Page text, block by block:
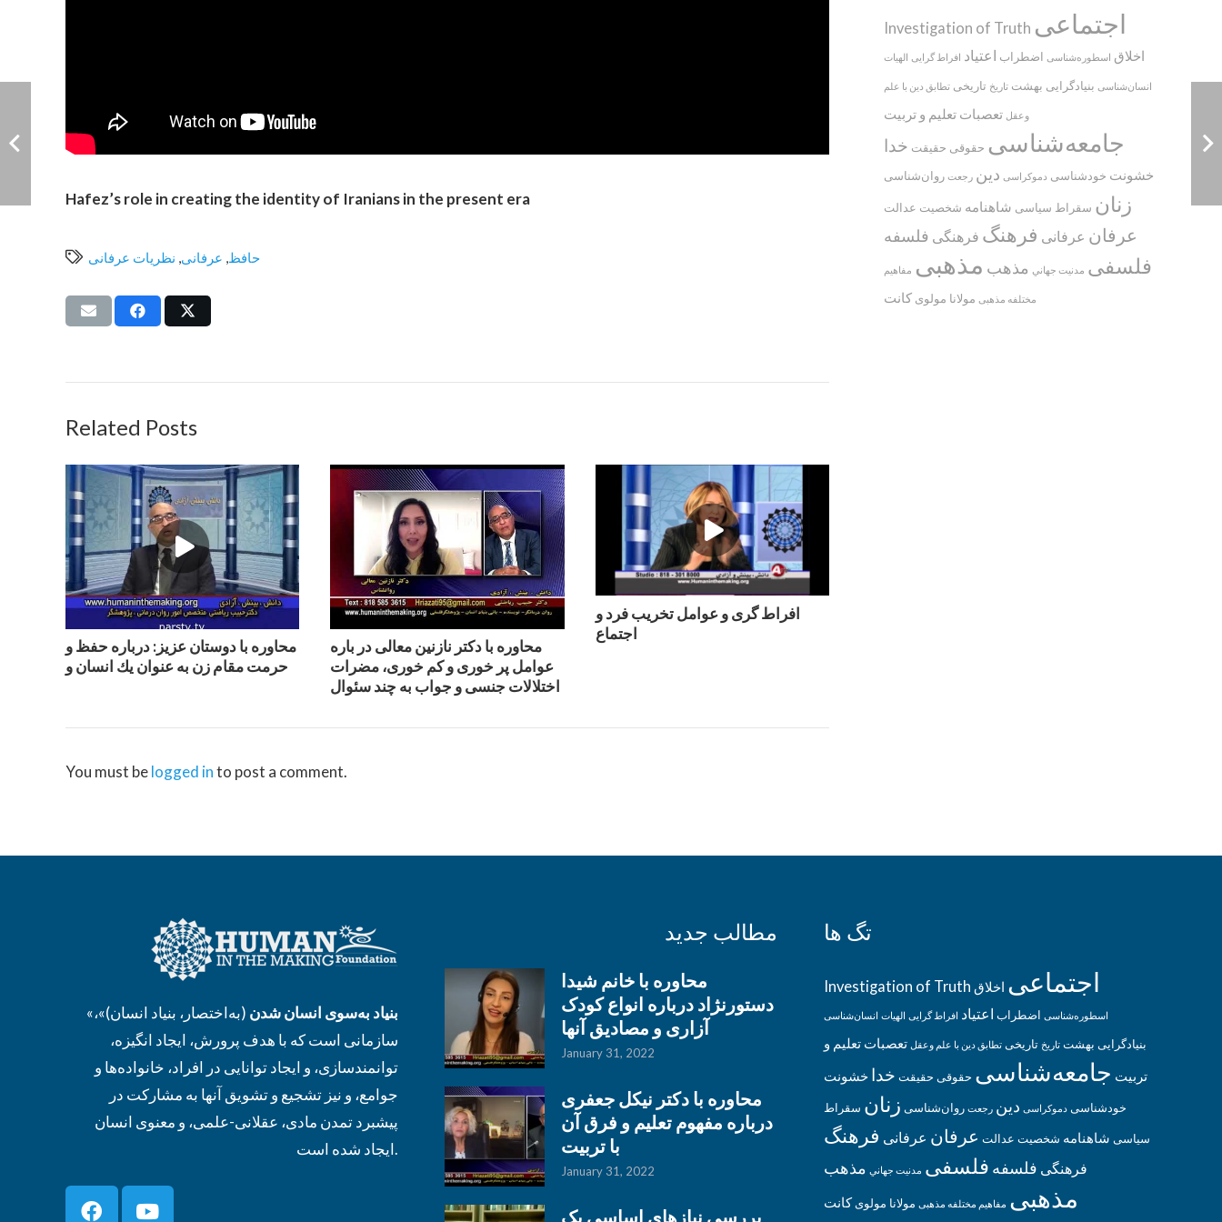
Hafez’s role in creating the identity of Iranians in the present era
حافظ, عرفانی, نظریات عرفانی
Related Posts
محاوره با دوستان عزيز: درباره حفظ و
حرمت مقام زن به عنوان يك انسان و
محاوره با دكتر نازنين معالى در باره
عوامل پر خوری و کم خوری، مضرات
اختلالات جنسی و جواب به چند سئوال
افراط گری و عوامل تخریب فرد و
اجتماع
You must belogged into post a comment.
Investigation of Truth اجتماعی
اخلاق اسطوره‌‌شناسی اضطراب اعتیاد افراط گرایی الهیات
انسان‌شناسی بنیادگرایی بهشت تاریخ تاریخی تطابق دین با علم
وعقل تعصبات تعلیم و تربیت
جامعه‌شناسی حقوقی حقیقت خدا
خشونت خودشناسی دموکراسی دین رجعت روان‌شناسی
زنان سقراط سیاسی شاهنامه شخصیت عدالت
عرفان عرفانی فرهنگ فرهنگی فلسفه
فلسفی مدنيت جهاني مذهب مذهبی مفاهیم
مختلفه مذهبی مولانا مولوی کانت
« بنیاد به‌سوی انسان شدن (به‌اختصار، بنیاد انسان)»،
سازمانی است که با هدف پرورش، ایجاد انگیزه،
توانمندسازی، و ایجاد توانایی در افراد، خانواده‌ها و
جوامع، و نیز تشجیع و تشویق آنها به مشارکت در
پیشبرد تمدن مادی، عقلانی-علمی، و معنوی انسان
ایجاد شده است.
مطالب جدید
محاوره با خانم شیدا
دستورنژاد درباره انواع کودک
آزاری و مصادیق آنها
January 31, 2022
محاوره با دکتر نیکل جعفری
درباره مفهوم تعلیم و فرق آن
با تربیت
January 31, 2022
بررسی نیازهای اساسی یک
تگ ها
Investigation of Truth اجتماعی اخلاق
اسطوره‌‌شناسی اضطراب اعتیاد افراط گرایی الهیات انسان‌شناسی
بنیادگرایی بهشت تاریخ تاریخی تطابق دین با علم وعقل تعصبات تعلیم و
تربیت جامعه‌شناسی حقوقی حقیقت خدا خشونت
خودشناسی دموکراسی دین رجعت روان‌شناسی زنان سقراط
سیاسی شاهنامه شخصیت عدالت عرفان عرفانی فرهنگ
فرهنگی فلسفه فلسفی مدنيت جهاني مذهب
مذهبی مفاهیم مختلفه مذهبی مولانا مولوی کانت